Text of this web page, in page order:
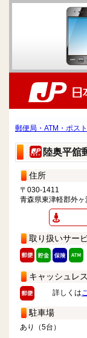
郵便局・ATM・ポス
陸奥平舘
住所
〒030-1411
青森県東津軽郡外
取り扱いサー
キャッシュレス
詳しくは
駐車場
あり（5台）